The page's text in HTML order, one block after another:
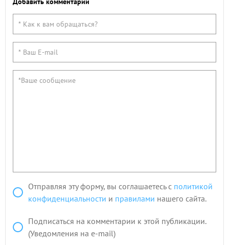
Отправляя эту форму, вы соглашаетесь с политикой
конфиденциальности и правилами нашего сайта.
Подписаться на комментарии к этой публикации.
(Уведомления на e-mail)